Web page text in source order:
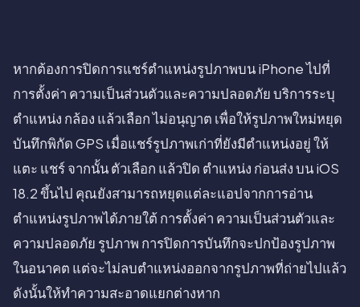
หากต้องการปิดการแชร์ตำแหน่งรูปภาพบน iPhone ไปที่
การตั้งค่า ความเป็นส่วนตัวและความปลอดภัย บริการระบุ
ตำแหน่ง กล้อง แล้วเลือก ไม่อนุญาต เพื่อให้รูปภาพใหม่หยุด
บันทึกพิกัด GPS เมื่อแชร์รูปภาพเก่าที่ยังมีตำแหน่งอยู่ ให้
แตะ แชร์ จากนั้น ตัวเลือก แล้วปิด ตำแหน่ง ก่อนส่ง บน iOS
18.2 ขึ้นไป คุณยังสามารถหยุดแต่ละแอปจากการอ่าน
ตำแหน่งรูปภาพได้ภายใต้ การตั้งค่า ความเป็นส่วนตัวและ
ความปลอดภัย รูปภาพ การปิดการบันทึกจะปกป้องรูปภาพ
ในอนาคต แต่จะไม่ลบตำแหน่งออกจากรูปภาพที่ถ่ายไปแล้ว
ดังนั้นให้ทำความสะอาดแยกต่างหาก